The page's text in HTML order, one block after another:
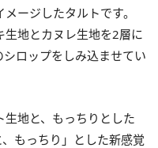
ージしたタルトです。
地とカヌレ生地を2層に
ロップをしみ込ませてい
地と、もっちりとした
もっちり」とした新感覚